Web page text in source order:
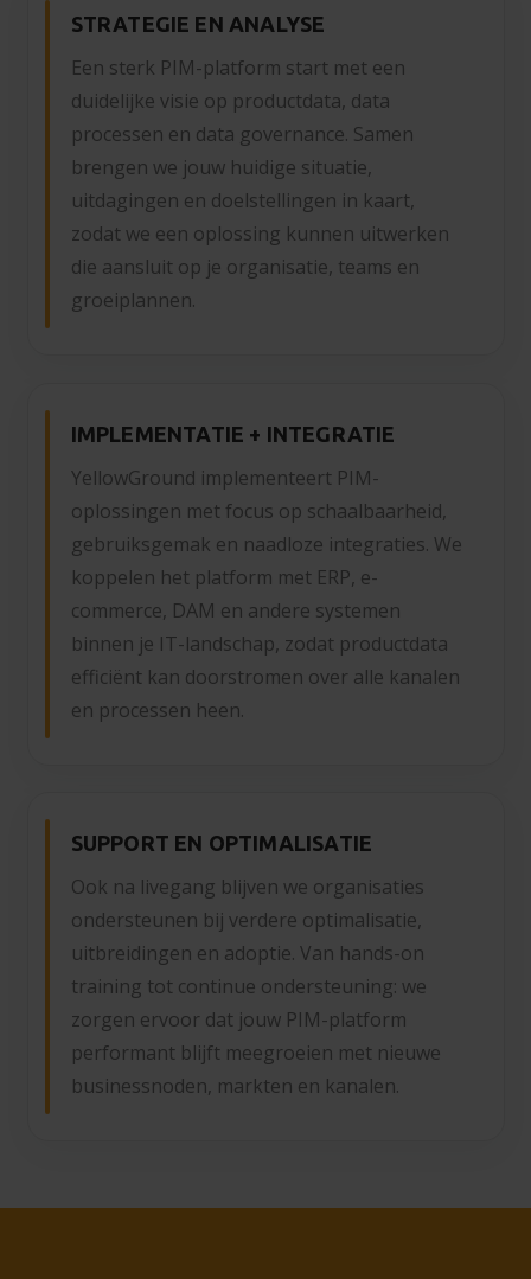
STRATEGIE EN ANALYSE
Een sterk PIM-platform start met een
duidelijke visie op productdata, data
processen en data governance. Samen
brengen we jouw huidige situatie,
uitdagingen en doelstellingen in kaart,
zodat we een oplossing kunnen uitwerken
die aansluit op je organisatie, teams en
groeiplannen.
IMPLEMENTATIE + INTEGRATIE
YellowGround implementeert PIM-
oplossingen met focus op schaalbaarheid,
gebruiksgemak en naadloze integraties. We
koppelen het platform met ERP, e-
commerce, DAM en andere systemen
binnen je IT-landschap, zodat productdata
efficiënt kan doorstromen over alle kanalen
en processen heen.
SUPPORT EN OPTIMALISATIE
Ook na livegang blijven we organisaties
ondersteunen bij verdere optimalisatie,
uitbreidingen en adoptie. Van hands-on
training tot continue ondersteuning: we
zorgen ervoor dat jouw PIM-platform
performant blijft meegroeien met nieuwe
businessnoden, markten en kanalen.